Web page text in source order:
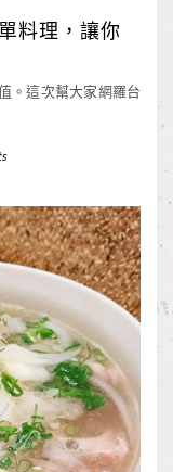
料理，讓你
。這次幫大家網羅台